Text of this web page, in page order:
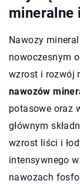
mineralne
Nawozy
nowoczesnym
wzrost i rozwój
nawozów
potasowe oraz
głównym
wzrost liści i
intensywnego
nawozach